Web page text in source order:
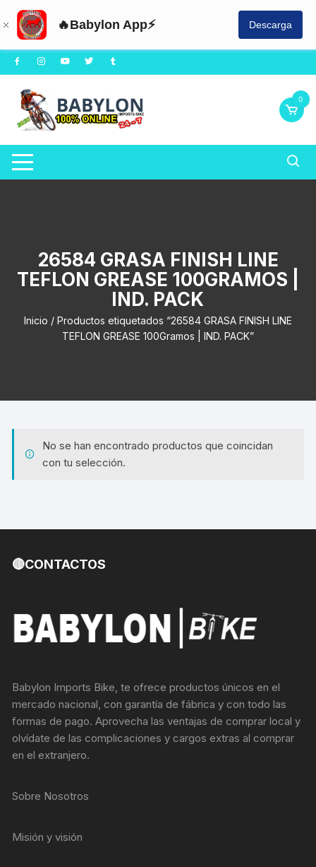
🔥Babylon App⚡ Descarga
Saltar
al
contenido
0
26584 GRASA FINISH LINE
TEFLON GREASE 100GRAMOS |
IND. PACK
Inicio / Productos etiquetados “26584 GRASA FINISH LINE
TEFLON GREASE 100Gramos | IND. PACK”
No se han encontrado productos que coincidan
con tu selección.
🔴CONTACTOS
Babylon Imports Bike, te ofrece productos únicos en el
mercado nacional, con garantía de fábrica y con todo las
formas de pago. Aprovecha las ventajas de comprar local y
olvídate de las complicaciones y cargos extras al comprar
en el extranjero.
Sobre Nosotros
Misión y visión